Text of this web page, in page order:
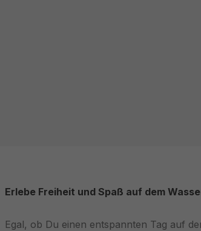
Erlebe Freiheit und Spaß auf dem
Egal, ob Du einen entspannten Tag auf